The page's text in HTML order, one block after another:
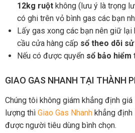
12kg ruột không (lưu ý là trọng
có ghi trên vỏ bình gas các bạn
Lấy gas xong các bạn nên giữ lại
cầu cửa hàng cấp sổ theo dõi
Nếu có được quyển sổ bảo hiểm
GIAO GAS NHANH TẠI THÀNH
Chúng tôi không giám khẳng định
lượng thì Giao Gas Nhanh khẳng
được người tiêu dùng bình chọn.